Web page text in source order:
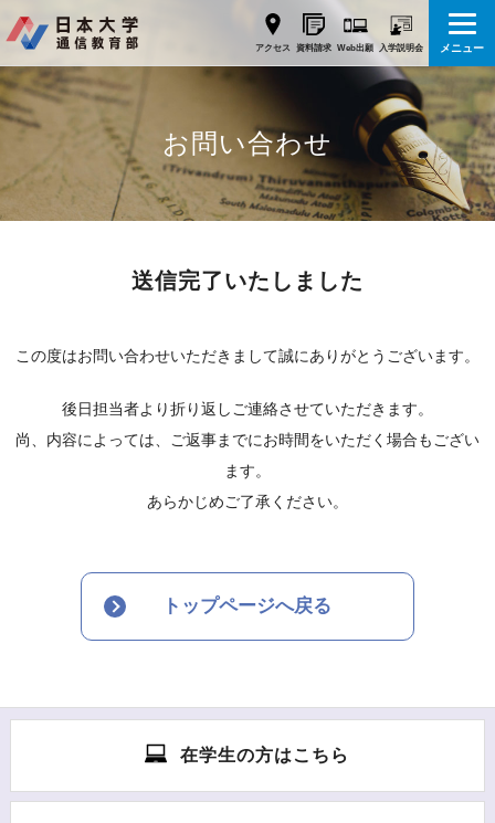
アクセス 資料請求 Web出願 入学説明会 メニュー
お問い合わせ
送信完了いたしました
この度はお問い合わせいただきまして誠にありがとうございます。
後日担当者より折り返しご連絡させていただきます。
尚、内容によっては、ご返事までにお時間をいただく場合もござい
ます。
あらかじめご了承ください。
トップページへ戻る
在学生の方はこちら